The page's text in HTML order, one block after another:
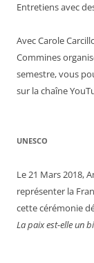
Entretiens avec
Avec Carole
Commines
semestre, vous
sur la chaîne
UNESCO
Le 21 Mars 2018,
représenter la
cette cérémonie
La paix est-elle un